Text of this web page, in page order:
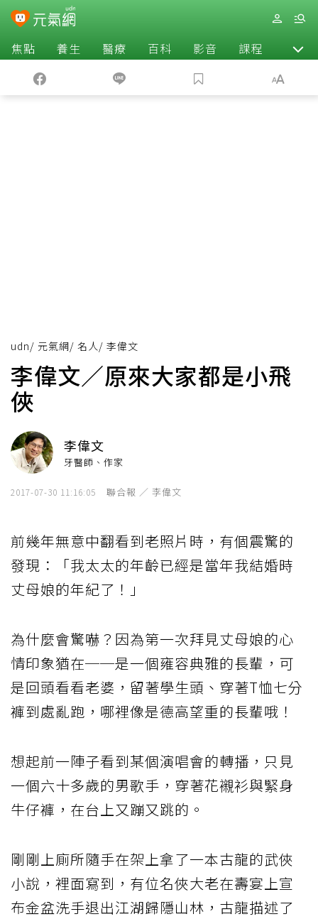
焦點 養生 醫療 百科 影音 課程 退休
udn/ 元氣網/ 名人/ 李偉文
李偉文／原來大家都是小飛
俠
李偉文
牙醫師、作家
2017-07-30 11:16:05 聯合報 ／ 李偉文
前幾年無意中翻看到老照片時，有個震驚的
發現：「我太太的年齡已經是當年我結婚時
丈母娘的年紀了！」
為什麼會驚嚇？因為第一次拜見丈母娘的心
情印象猶在──是一個雍容典雅的長輩，可
是回頭看看老婆，留著學生頭、穿著T恤七分
褲到處亂跑，哪裡像是德高望重的長輩哦！
想起前一陣子看到某個演唱會的轉播，只見
一個六十多歲的男歌手，穿著花襯衫與緊身
牛仔褲，在台上又蹦又跳的。
剛剛上廁所隨手在架上拿了一本古龍的武俠
小說，裡面寫到，有位名俠大老在壽宴上宣
布金盆洗手退出江湖歸隱山林，古龍描述了